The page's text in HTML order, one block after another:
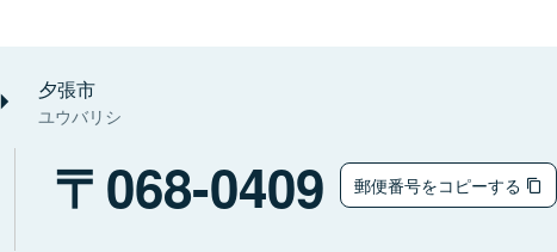
夕張市
ユウバリシ
068-0409 郵便番号をコピーする